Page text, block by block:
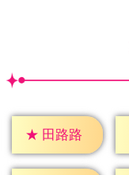
★ 田路路